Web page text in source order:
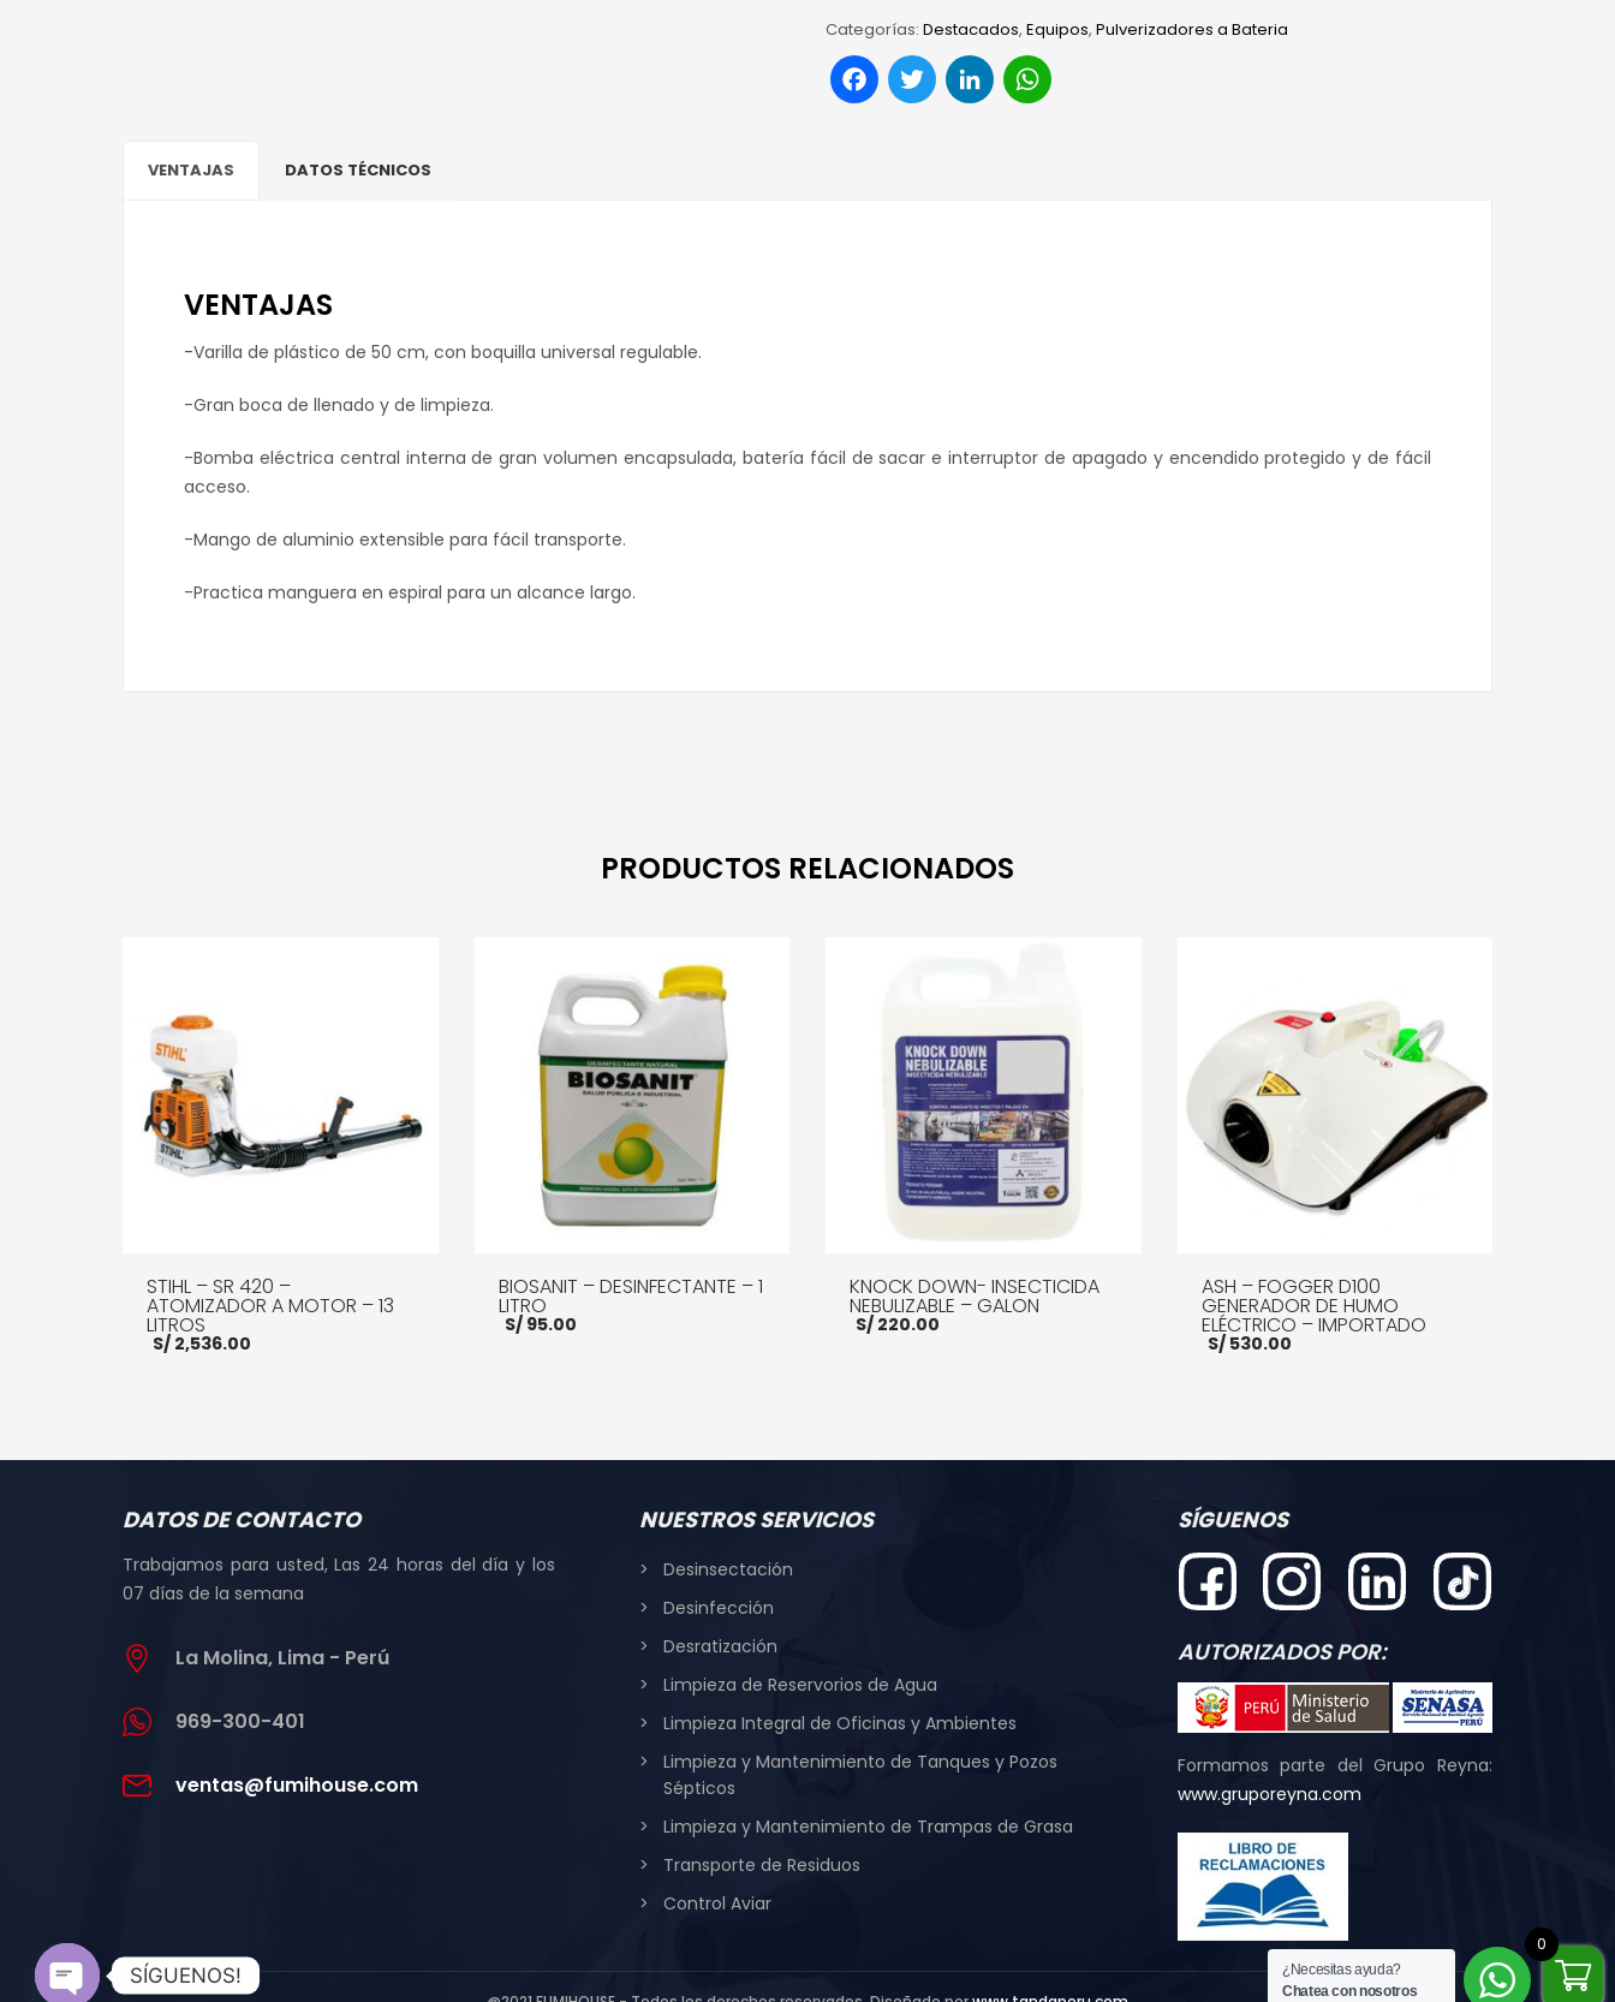
Categorías: Destacados, Equipos, Pulverizadores a Bateria
Facebook
TwitterLinkedIn
VENTAJAS DATOS TÉCNICOS
VENTAJAS
-Varilla de plástico de 50 cm, con boquilla universal regulable.
-Gran boca de llenado y de limpieza.
-Bomba eléctrica central interna de gran volumen encapsulada, batería fácil de sacar e interruptor de apagado y encendido protegido y de fácil
acceso.
-Mango de aluminio extensible para fácil transporte.
-Practica manguera en espiral para un alcance largo.
PRODUCTOS RELACIONADOS
STIHL – SR 420 –
ATOMIZADOR A MOTOR – 13
LITROS
S/ 2,536.00
BIOSANIT – DESINFECTANTE – 1
LITRO
S/95.00
KNOCK DOWN- INSECTICIDA
NEBULIZABLE – GALON
S/ 220.00
ASH – FOGGER D100
GENERADOR DE HUMO
ELÉCTRICO – IMPORTADO
S/530.00
DATOS DE CONTACTO
Trabajamos para usted, Las 24 horas del día y los
07 días de la semana
La Molina, Lima - Perú
969-300-401
ventas@fumihouse.com
NUESTROS SERVICIOS
Desinsectación
Desinfección
Desratización
Limpieza de Reservorios de Agua
Limpieza Integral de Oficinas y Ambientes
Limpieza y Mantenimiento de Tanques y Pozos
Sépticos
Limpieza y Mantenimiento de Trampas de Grasa
Transporte de Residuos
Control Aviar
SÍGUENOS
AUTORIZADOS POR:
Formamos parte del Grupo Reyna:
www.gruporeyna.com
¿Necesitas ayuda?
Chatea con nosotros
0
SÍGUENOS!